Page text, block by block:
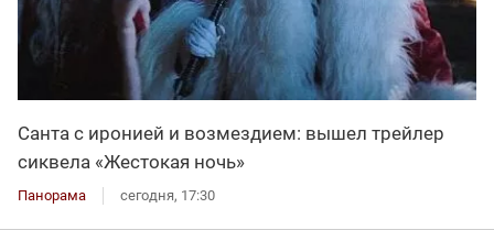
Санта с иронией и возмездием: вышел трейлер
сиквела «Жестокая ночь»
Панорама сегодня, 17:30